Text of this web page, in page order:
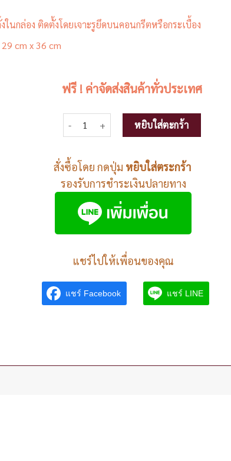
นกล่อง ติดตั้งโดยเจาะรูยึดบนคอนกรีตหรือกระเบื้อง
cm x 36 cm
ฟรี ! ค่าจัดส่งสินค้าทั่วประเทศ
จำนวน ชั้นวางขวดแชมพูสองชั้นเข้ามุม ชิ้น
หยิบใส่ตะกร้า
สั่งซื้อโดย กดปุ่ม หยิบใส่ตระกร้า
รองรับการชำระเงินปลายทาง
แชร์ไปให้เพื่อนของคุณ
แชร์ Facebook แชร์ LINE